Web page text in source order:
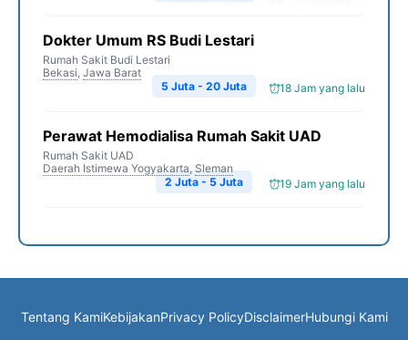
Dokter Umum RS Budi Lestari
Rumah Sakit Budi Lestari
Bekasi, Jawa Barat
18 Jam yang lalu
5 Juta - 20 Juta
Perawat Hemodialisa Rumah Sakit UAD
Rumah Sakit UAD
Daerah Istimewa Yogyakarta, Sleman
19 Jam yang lalu
2 Juta - 5 Juta
Tentang KamiKebijakanPrivacy PolicyDisclaimerHubungi Kami